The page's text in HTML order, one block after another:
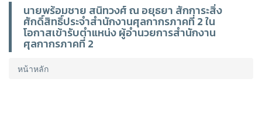
นายพร้อมชาย สนิทวงศ์ ณ อยุธยา สักการะสิ่ง
ศักดิ์สิทธิ์ประจำสำนักงานศุลกากรภาคที่ 2 ใน
โอกาสเข้ารับตำแหน่ง ผู้อำนวยการสำนักงาน
ศุลกากรภาคที่ 2
หน้าหลัก